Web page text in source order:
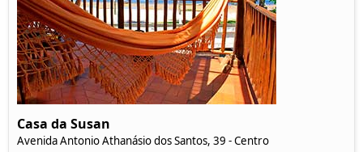
Casa da Susan
Avenida Antonio Athanásio dos Santos, 39 - Centro